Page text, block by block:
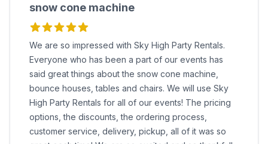
snow cone machine
We are so impressed with Sky High Party Rentals.
Everyone who has been a part of our events has
said great things about the snow cone machine,
bounce houses, tables and chairs. We will use Sky
High Party Rentals for all of our events! The pricing
options, the discounts, the ordering process,
customer service, delivery, pickup, all of it was so